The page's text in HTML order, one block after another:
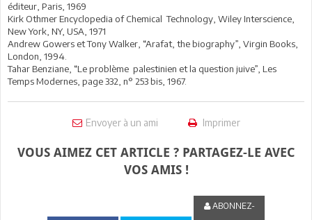
éditeur, Paris, 1969
Kirk Othmer Encyclopedia of Chemical Technology, Wiley Interscience,
New York, NY, USA, 1971
Andrew Gowers et Tony Walker, “Arafat, the biography”, Virgin Books,
London, 1994.
Tahar Benziane, “Le problème palestinien et la question juive”, Les
Temps Modernes, page 332, n° 253 bis, 1967.
Envoyer à un ami Imprimer
VOUS AIMEZ CET ARTICLE ? PARTAGEZ-LE AVEC
VOS AMIS !
ABONNEZ-